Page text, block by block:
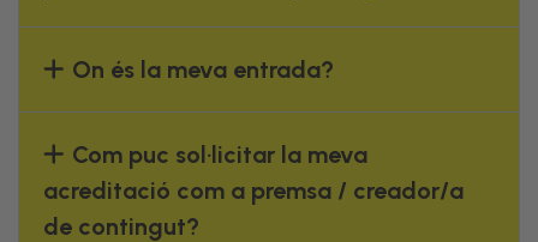
On és la meva entrada?
Com puc sol·licitar la meva
acreditació com a premsa / creador/a
de contingut?